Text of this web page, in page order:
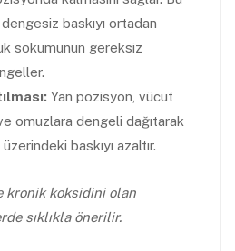
baskıyı ortadan
sokumunun gereksiz
Yan pozisyon, vücut
ve omuzlara dengeli dağıtarak
baskıyı azaltır.
kronik koksidini olan
sıklıkla önerilir.